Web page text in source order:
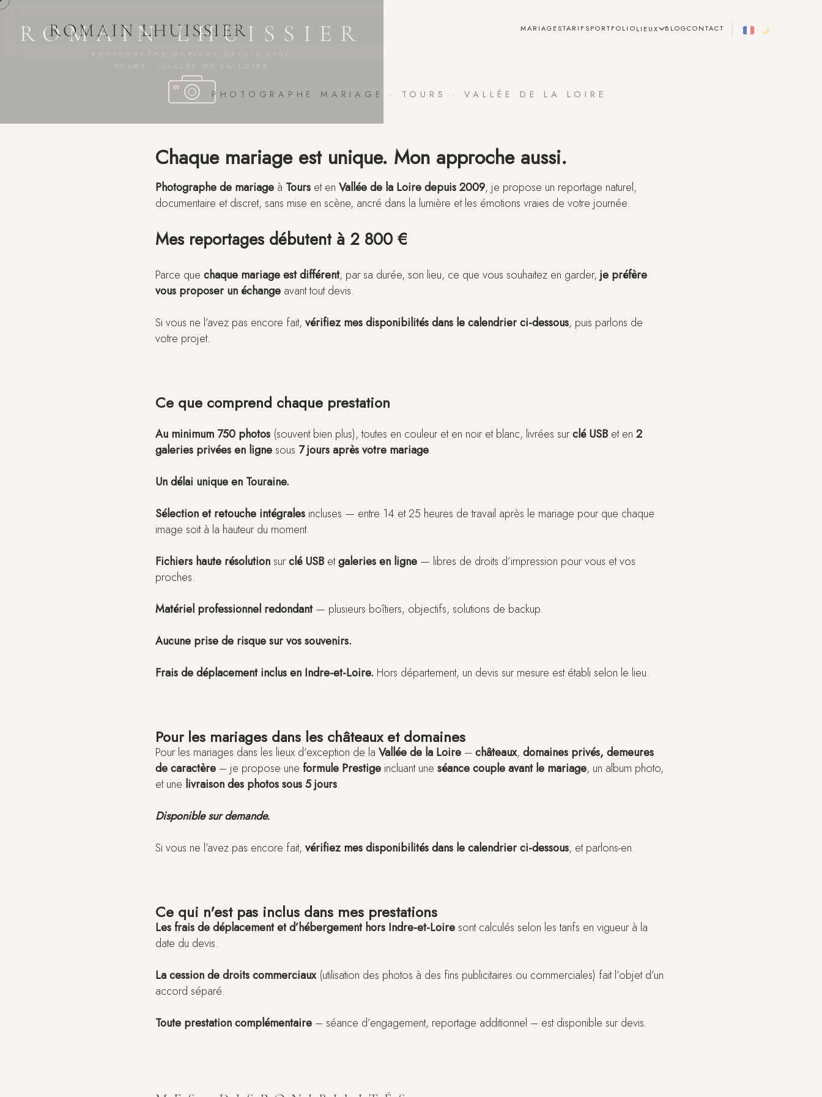
ROMAIN LHUISSIER
PHOTOGRAPHE MARIAGE DEPUIS 2009
TOURS · VALLÉE DE LA LOIRE
ROMAIN LHUISSIER MARIAGESTARIFSPORTFOLIOLIEUX BLOGCONTACT
PHOTOGRAPHE MARIAGE · TOURS · VALLÉE DE LA LOIRE
Chaque mariage est unique. Mon approche aussi.
Photographe de mariage à Tours et en Vallée de la Loire depuis 2009, je propose un reportage naturel,
documentaire et discret, sans mise en scène, ancré dans la lumière et les émotions vraies de votre journée.
Mes reportages débutent à 2 800 €
Parce que chaque mariage est différent, par sa durée, son lieu, ce que vous souhaitez en garder, je préfère
vous proposer un échange avant tout devis.
Si vous ne l’avez pas encore fait, vérifiez mes disponibilités dans le calendrier ci-dessous, puis parlons de
votre projet.
Ce que comprend chaque prestation
Au minimum 750 photos (souvent bien plus), toutes en couleur et en noir et blanc, livrées surclé USB et en2
galeries privées en lignesous 7 jours après votre mariage.
Un délai unique en Touraine.
Sélection et retouche intégrales incluses — entre 14 et 25 heures de travail après le mariage pour que chaque
image soit à la hauteur du moment.
Fichiers haute résolutionsurclé USB etgaleries en ligne — libres de droits d’impression pour vous et vos
proches.
Matériel professionnel redondant— plusieurs boîtiers, objectifs, solutions de backup.
Aucune prise de risque sur vos souvenirs.
Frais de déplacement inclus en Indre-et-Loire. Hors département, un devis sur mesure est établi selon le lieu.
Pour les mariages dans les châteaux et domaines
Pour les mariages dans les lieux d’exception de la Vallée de la Loire – châteaux, domaines privés, demeures
de caractère – je propose une formule Prestige incluant une séance couple avant le mariage, un album photo,
et une livraison des photos sous 5 jours.
Disponible sur demande.
Si vous ne l’avez pas encore fait, vérifiez mes disponibilités dans le calendrier ci-dessous, et parlons-en.
Ce qui n'est pas inclus dans mes prestations
Les frais de déplacement et d’hébergement hors Indre-et-Loiresont calculés selon les tarifs en vigueur à la
date du devis.
La cession de droits commerciaux(utilisation des photos à des fins publicitaires ou commerciales) fait l’objet d’un
accord séparé.
Toute prestation complémentaire – séance d’engagement, reportage additionnel – est disponible sur devis.